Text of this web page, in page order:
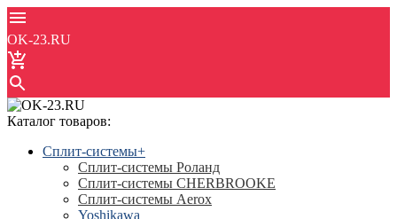
OK-23.RU
Каталог товаров:
Сплит-системы+
Сплит-системы Роланд
Сплит-системы CHERBROOKE
Сплит-системы Aerox
Yoshikawa